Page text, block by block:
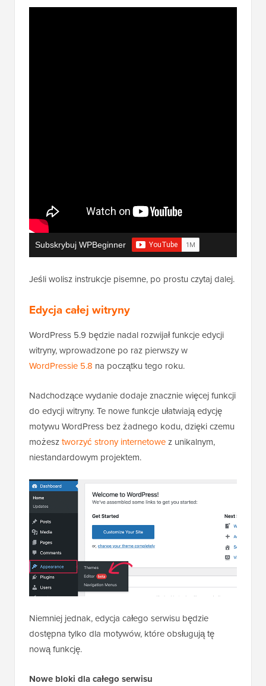
Subskrybuj WPBeginner
Jeśli wolisz instrukcje pisemne, po prostu czytaj dalej.
Edycja całej witryny
WordPress 5.9 będzie nadal rozwijał funkcje edycji
witryny, wprowadzone po raz pierwszy w
WordPressie 5.8 na początku tego roku.
Nadchodzące wydanie dodaje znacznie więcej funkcji
do edycji witryny. Te nowe funkcje ułatwiają edycję
motywu WordPress bez żadnego kodu, dzięki czemu
możesztworzyć strony internetowez unikalnym,
niestandardowym projektem.
Niemniej jednak, edycja całego serwisu będzie
dostępna tylko dla motywów, które obsługują tę
nową funkcję.
Nowe bloki dla całego serwisu